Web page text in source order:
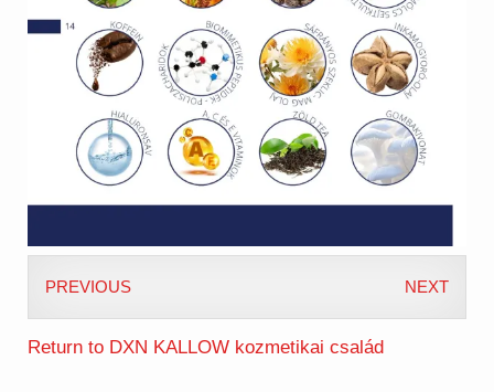
PREVIOUS NEXT
Return to DXN KALLOW kozmetikai család